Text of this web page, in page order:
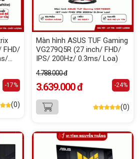
FHD/
-17%
(0)
Màn hình ASUS TUF Gaming
VG279Q5R (27 inch/ FHD/
IPS/ 200Hz/ 0.3ms/ Loa)
4.788.000 đ
3.639.000 đ -24%
(0)